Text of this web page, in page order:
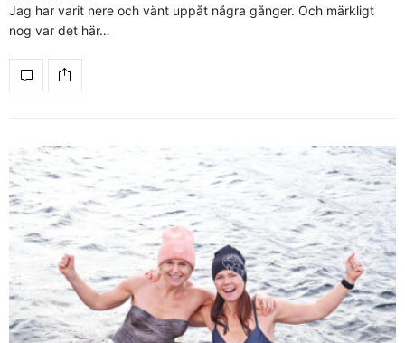
Jag har varit nere och vänt uppåt några gånger. Och märkligt
nog var det här…